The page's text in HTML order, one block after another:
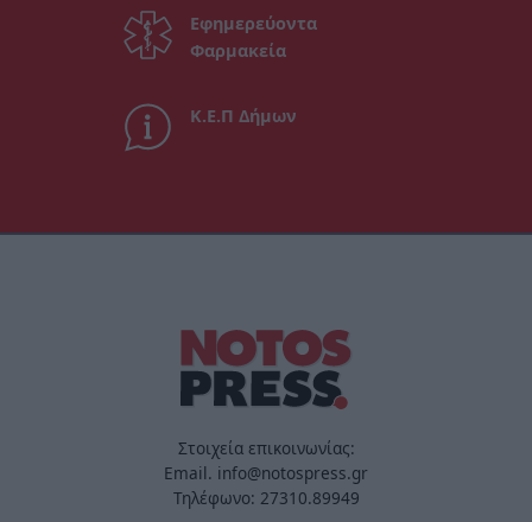
Εφημερεύοντα
Φαρμακεία
Κ.Ε.Π Δήμων
Στοιχεία επικοινωνίας:
Email. info@notospress.gr
Τηλέφωνο: 27310.89949